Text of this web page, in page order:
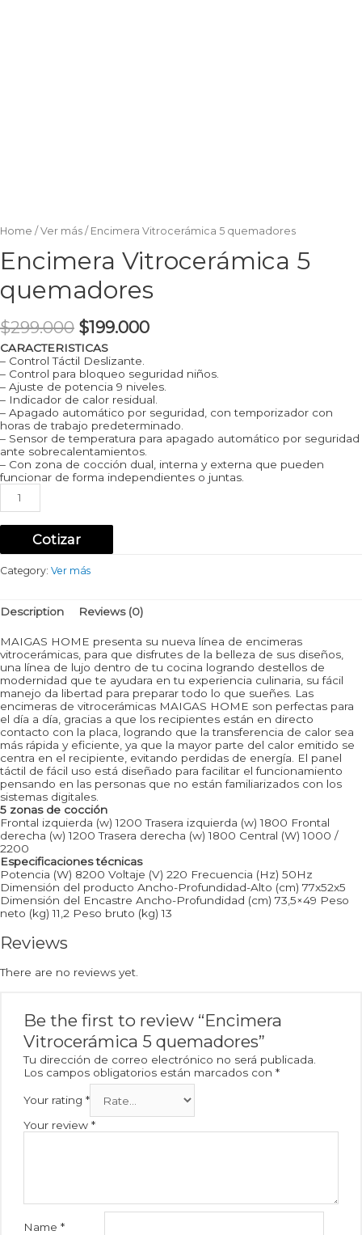
Home / Ver más / Encimera Vitrocerámica 5 quemadores
Encimera Vitrocerámica 5
quemadores
$299.000 $199.000
CARACTERISTICAS
– Control Táctil Deslizante.
– Control para bloqueo seguridad niños.
– Ajuste de potencia 9 niveles.
– Indicador de calor residual.
– Apagado automático por seguridad, con temporizador con
horas de trabajo predeterminado.
– Sensor de temperatura para apagado automático por seguridad
ante sobrecalentamientos.
– Con zona de cocción dual, interna y externa que pueden
funcionar de forma independientes o juntas.
Encimera
Vitrocerámica
5
quemadores
quantityCotizar
Category: Ver más
Description Reviews (0)
MAIGAS HOME presenta su nueva línea de encimeras
vitrocerámicas, para que disfrutes de la belleza de sus diseños,
una línea de lujo dentro de tu cocina logrando destellos de
modernidad que te ayudara en tu experiencia culinaria, su fácil
manejo da libertad para preparar todo lo que sueñes. Las
encimeras de vitrocerámicas MAIGAS HOME son perfectas para
el día a día, gracias a que los recipientes están en directo
contacto con la placa, logrando que la transferencia de calor sea
más rápida y eficiente, ya que la mayor parte del calor emitido se
centra en el recipiente, evitando perdidas de energía. El panel
táctil de fácil uso está diseñado para facilitar el funcionamiento
pensando en las personas que no están familiarizados con los
sistemas digitales.
5 zonas de cocción
Frontal izquierda (w) 1200 Trasera izquierda (w) 1800 Frontal
derecha (w) 1200 Trasera derecha (w) 1800 Central (W) 1000 /
2200
Especificaciones técnicas
Potencia (W) 8200 Voltaje (V) 220 Frecuencia (Hz) 50Hz
Dimensión del producto Ancho-Profundidad-Alto (cm) 77x52x5
Dimensión del Encastre Ancho-Profundidad (cm) 73,5×49 Peso
neto (kg) 11,2 Peso bruto (kg) 13
Reviews
There are no reviews yet.
Be the first to review “Encimera
Vitrocerámica 5 quemadores”
Tu dirección de correo electrónico no será publicada.
Los campos obligatorios están marcados con*
Your rating*
Your review*
Name*